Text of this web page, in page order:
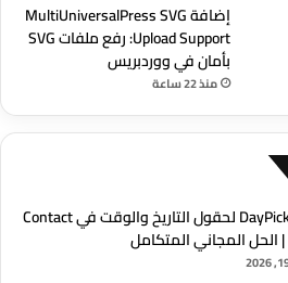
إضافة MultiUniversalPress SVG
Upload Support: رفع ملفات SVG
بأمان في ووردبريس
منذ 22 ساعة
إضافة DayPick لحقول التاريخ والوقت في Contact